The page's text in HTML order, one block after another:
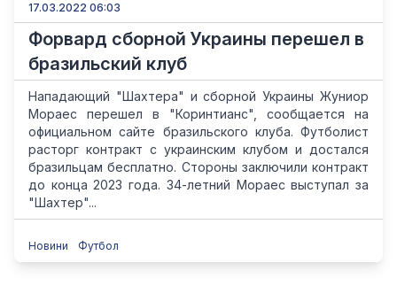
17.03.2022 06:03
Форвард сборной Украины перешел в
бразильский клуб
Нападающий "Шахтера" и сборной Украины Жуниор
Мораес перешел в "Коринтианс", сообщается на
официальном сайте бразильского клуба. Футболист
расторг контракт с украинским клубом и достался
бразильцам бесплатно. Стороны заключили контракт
до конца 2023 года. 34-летний Мораес выступал за
"Шахтер"...
Новини Футбол